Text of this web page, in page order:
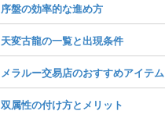
序盤の効率的な進め方
天変古龍の一覧と出現条件
メラルー交易店のおすすめアイテム
双属性の付け方とメリット